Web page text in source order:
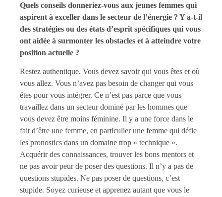
Quels conseils donneriez-vous aux jeunes femmes qui
aspirent à exceller dans le secteur de l’énergie ? Y a-t-il
des stratégies ou des états d’esprit spécifiques qui vous
ont aidée à surmonter les obstacles et à atteindre votre
position actuelle ?
Restez authentique. Vous devez savoir qui vous êtes et où
vous allez. Vous n’avez pas besoin de changer qui vous
êtes pour vous intégrer. Ce n’est pas parce que vous
travaillez dans un secteur dominé par les hommes que
vous devez être moins féminine. Il y a une force dans le
fait d’être une femme, en particulier une femme qui défie
les pronostics dans un domaine trop « technique ».
Acquérir des connaissances, trouver les bons mentors et
ne pas avoir peur de poser des questions. Il n’y a pas de
questions stupides. Ne pas poser de questions, c’est
stupide. Soyez curieuse et apprenez autant que vous le